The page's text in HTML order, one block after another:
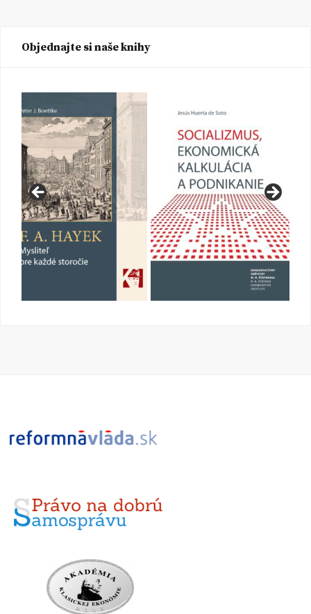
Objednajte si naše knihy